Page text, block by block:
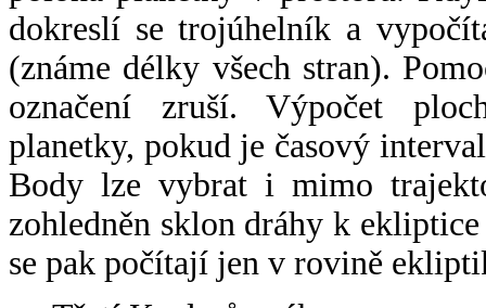
dokreslí se trojúhelník a
(známe délky všech stran).
označení zruší. Výpočet
planetky, pokud je časový
Body lze vybrat i mimo
zohledněn sklon dráhy k
se pak počítají jen v rovině